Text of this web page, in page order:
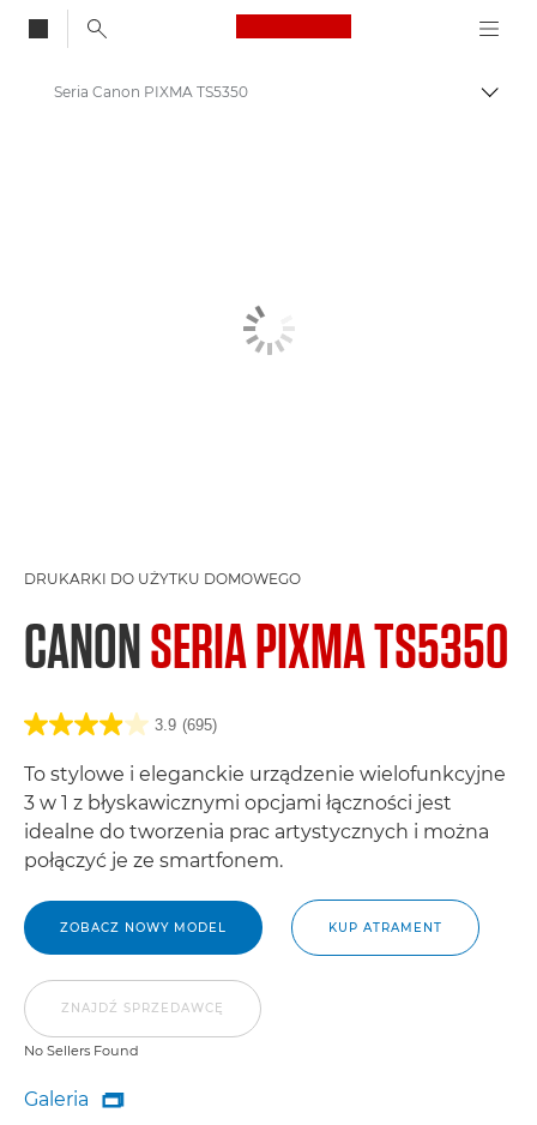
Canon Logo, back
Seria Canon PIXMA TS5350
DRUKARKI DO UŻYTKU DOMOWEGO
CANONSERIA PIXMA TS5350
3.9 (695)
To stylowe i eleganckie urządzenie wielofunkcyjne
3 w 1 z błyskawicznymi opcjami łączności jest
idealne do tworzenia prac artystycznych i można
połączyć je ze smartfonem.
ZOBACZ NOWY MODEL KUP ATRAMENT
ZNAJDŹ SPRZEDAWCĘ
No Sellers Found
Galeria
Galeria
